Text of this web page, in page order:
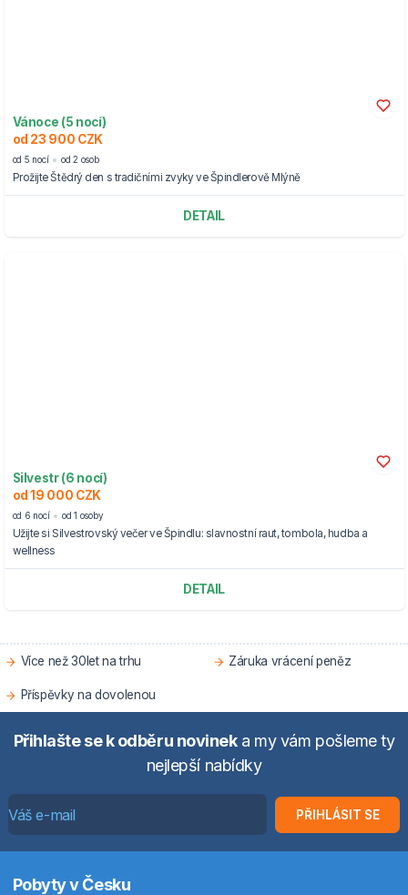
Vánoce (5 nocí)
od 23 900 CZK
od 5 nocí od 2 osob
Prožijte Štědrý den s tradičními zvyky ve Špindlerově Mlýně
DETAIL
Silvestr (6 nocí)
od 19 000 CZK
od 6 nocí od 1 osoby
Užijte si Silvestrovský večer ve Špindlu: slavnostní raut, tombola, hudba a
wellness
DETAIL
Více než 30let na trhu Záruka vrácení peněz
Příspěvky na dovolenou
Přihlašte se k odběru novineka my vám pošleme ty
nejlepší nabídky
PŘIHLÁSIT SE
Pobyty v Česku